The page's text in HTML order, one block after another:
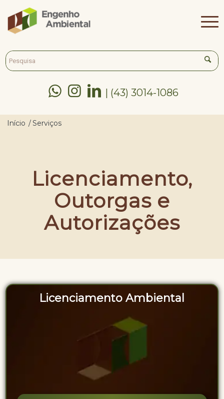
   | (43) 3014-1086
Início /Serviços
Licenciamento,
Outorgas e
Autorizações
Licenciamento Ambiental